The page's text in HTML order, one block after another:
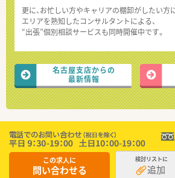
更に、お忙しい方やキャリアの棚卸がしたい方
エリアを熟知したコンサルタントによる、
“出張”個別相談サービスも同時開催中です。
名古屋支店からの
最新情報
この求人に
問い合わせる
検討リストに
追加